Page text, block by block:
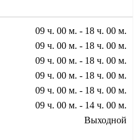
09 ч. 00 м. - 18 ч. 00 м.
09 ч. 00 м. - 18 ч. 00 м.
09 ч. 00 м. - 18 ч. 00 м.
09 ч. 00 м. - 18 ч. 00 м.
09 ч. 00 м. - 18 ч. 00 м.
09 ч. 00 м. - 14 ч. 00 м.
Выходной